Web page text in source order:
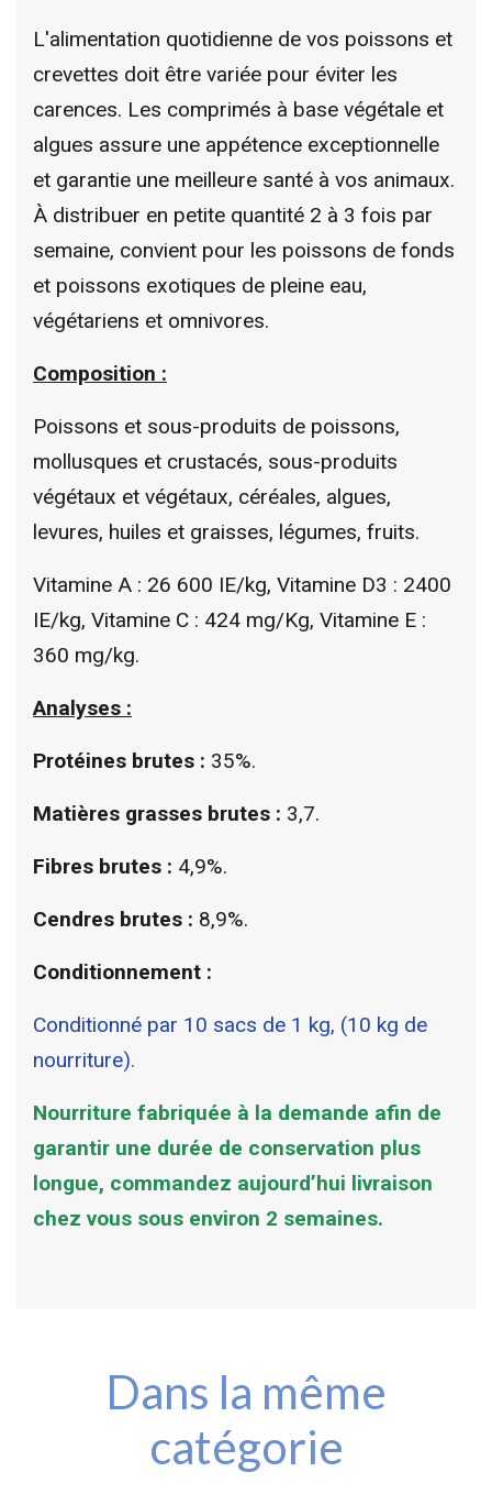
L'alimentation quotidienne de vos poissons et
crevettes doit être variée pour éviter les
carences. Les comprimés à base végétale et
algues assure une appétence exceptionnelle
et garantie une meilleure santé à vos animaux.
À distribuer en petite quantité 2 à 3 fois par
semaine, convient pour les poissons de fonds
et poissons exotiques de pleine eau,
végétariens et omnivores.
Composition :
Poissons et sous-produits de poissons,
mollusques et crustacés, sous-produits
végétaux et végétaux, céréales, algues,
levures, huiles et graisses, légumes, fruits.
Vitamine A : 26 600 IE/kg, Vitamine D3 : 2400
IE/kg, Vitamine C : 424 mg/Kg, Vitamine E :
360 mg/kg.
Analyses :
Protéines brutes : 35%.
Matières grasses brutes : 3,7.
Fibres brutes : 4,9%.
Cendres brutes : 8,9%.
Conditionnement :
Conditionné par 10 sacs de 1 kg, (10 kg de
nourriture).
Nourriture fabriquée à la demande afin de
garantir une durée de conservation plus
longue, commandez aujourd’hui livraison
chez vous sous environ 2 semaines.
Dans la même
catégorie